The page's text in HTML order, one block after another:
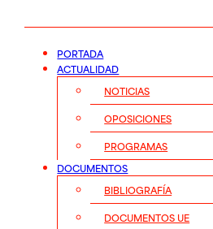
PORTADA
ACTUALIDAD
NOTICIAS
OPOSICIONES
PROGRAMAS
DOCUMENTOS
BIBLIOGRAFÍA
DOCUMENTOS UE